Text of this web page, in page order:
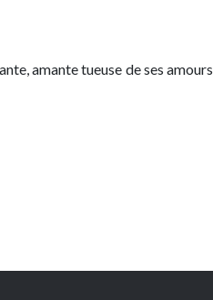
amante tueuse de ses amours